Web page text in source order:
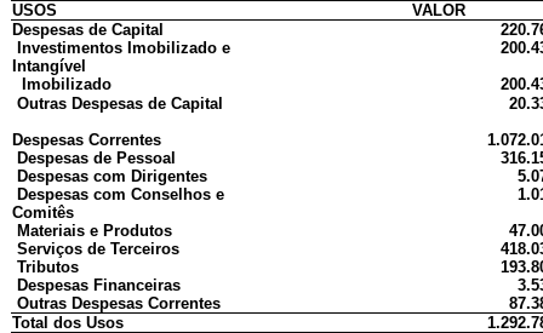
USOS
VALOR
Despesas de Capital
Investimentos Imobilizado e
Intangível
Imobilizado
Outras Despesas de Capital
Despesas Correntes
Despesas de Pessoal
Despesas com Dirigentes
Despesas com Conselhos e
Comitês
Materiais e Produtos
Serviços de Terceiros
Tributos
Despesas Financeiras
Outras Despesas Correntes
Total dos Usos